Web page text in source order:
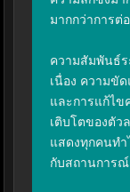
มากกว่าการต่
ความสัมพันธ์
เนื่อง ความขั
และการแก้ไข
เติบโตของตัว
แสดงทุกคนทำ
กับสถานการณ์